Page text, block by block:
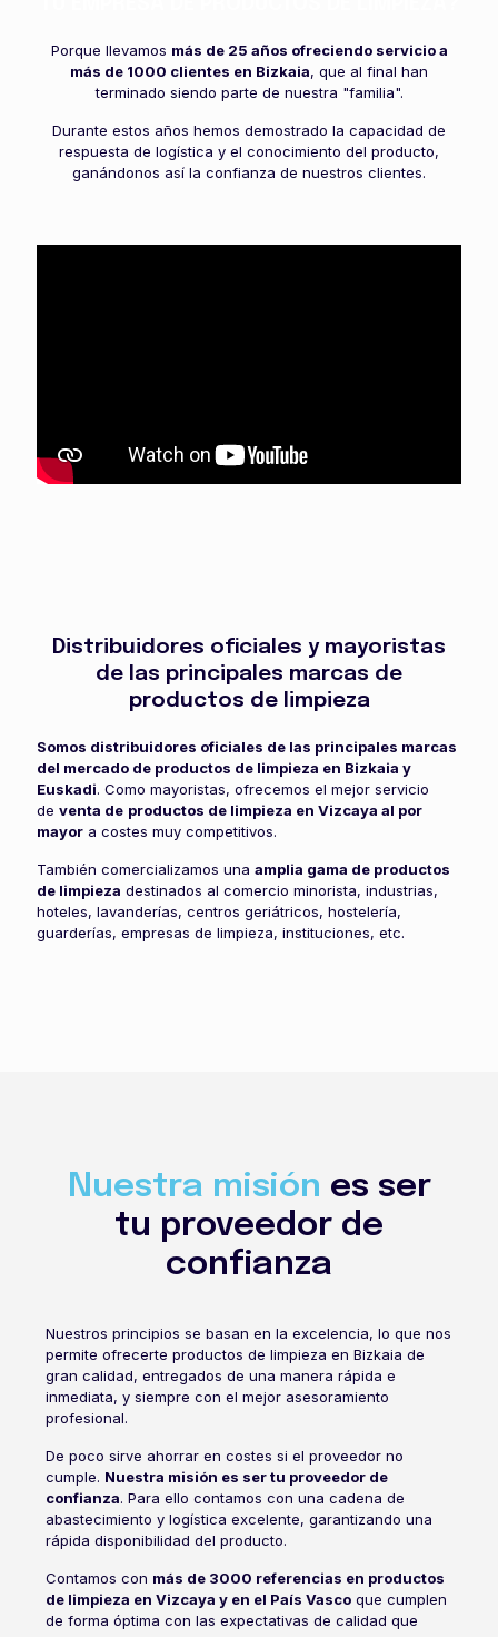
Porque llevamos más de 25 años ofreciendo servicio a
más de 1000 clientes en Bizkaia, que al final han
terminado siendo parte de nuestra "familia".
Durante estos años hemos demostrado la capacidad de
respuesta de logística y el conocimiento del producto,
ganándonos así la confianza de nuestros clientes.
Distribuidores oficiales y mayoristas
de las principales marcas de
productos de limpieza
Somos distribuidores oficiales de las principales marcas
del mercado de productos de limpieza en Bizkaia y
Euskadi. Como mayoristas, ofrecemos el mejor servicio
de venta de productos de limpieza en Vizcaya al por
mayor a costes muy competitivos.
También comercializamos una amplia gama de productos
de limpieza destinados al comercio minorista, industrias,
hoteles, lavanderías, centros geriátricos, hostelería,
guarderías, empresas de limpieza, instituciones, etc.
Nuestra misión es ser
tu proveedor de
confianza
Nuestros principios se basan en la excelencia, lo que nos
permite ofrecerte productos de limpieza en Bizkaia de
gran calidad, entregados de una manera rápida e
inmediata, y siempre con el mejor asesoramiento
profesional.
De poco sirve ahorrar en costes si el proveedor no
cumple. Nuestra misión es ser tu proveedor de
confianza. Para ello contamos con una cadena de
abastecimiento y logística excelente, garantizando una
rápida disponibilidad del producto.
Contamos con más de 3000 referencias en productos
de limpieza en Vizcaya y en el País Vascoque cumplen
de forma óptima con las expectativas de calidad que